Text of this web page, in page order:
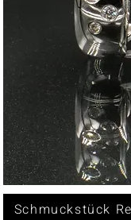
Schmuckstück